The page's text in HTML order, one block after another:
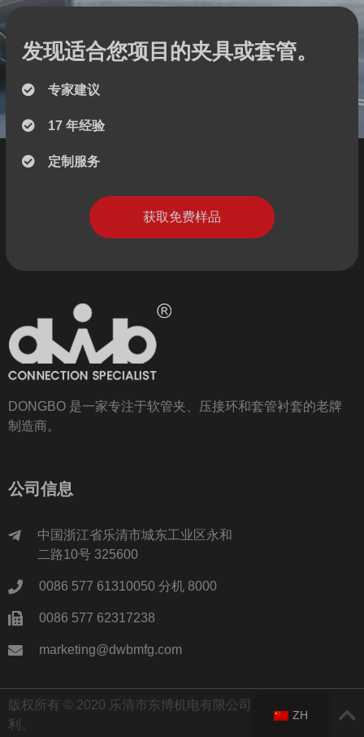
发现适合您项目的夹具或套管。
专家建议
17 年经验
定制服务
获取免费样品
DONGBO 是一家专注于软管夹、压接环和套管衬套的老牌
制造商。
公司信息
中国浙江省乐清市城东工业区永和
二路10号 325600
0086 577 61310050 分机 8000
0086 577 62317238
marketing@dwbmfg.com
版权所有 © 2020 乐清市东博机电有限公司 保留所有权
利。
ZH